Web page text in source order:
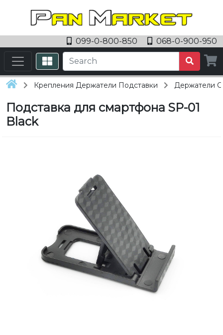
099-0-800-850 068-0-900-950
Крепления Держатели Подставки Держатели
Подставка для смартфона SP-01
Black